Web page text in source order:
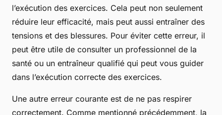
l’exécution des exercices. Cela peut non seulement
réduire leur efficacité, mais peut aussi entraîner des
tensions et des blessures. Pour éviter cette erreur, il
peut être utile de consulter un professionnel de la
santé ou un entraîneur qualifié qui peut vous guider
dans l’exécution correcte des exercices.
Une autre erreur courante est de ne pas respirer
correctement. Comme mentionné précédemment, la